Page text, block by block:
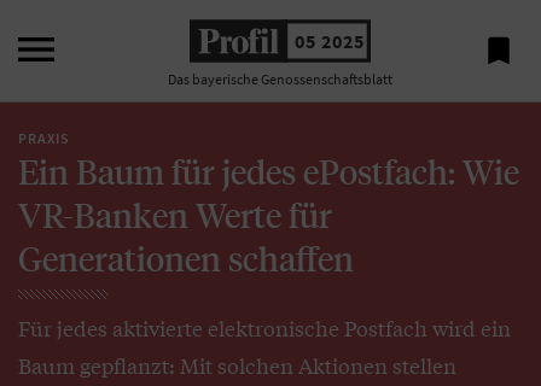
 05 2025
Das bayerische Genossenschaftsblatt

PRAXIS
Ein Baum für jedes ePostfach: Wie
VR-Banken Werte für
Generationen schaffen
Für jedes aktivierte elektronische Postfach wird ein
Baum gepflanzt: Mit solchen Aktionen stellen